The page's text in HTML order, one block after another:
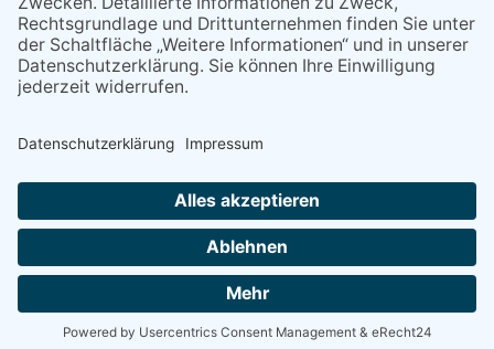
Abschaltung der Straßenbeleuchtung
Abschaltung der Strassenbeleuchtung
Kommentiert vor:3 Jahre 29 Wochen
NACH OBEN
Alle Rechte vorbehalten - Rheingau Echo Verlag GmbH, Industriestraße 22, 65366 Geisenheim,
Telefon: (06722) 99 66 - 0, Telefax: (06722) 99 66 - 99, E-Mail:info@rheingau-echo.de
Powered bynative:media.